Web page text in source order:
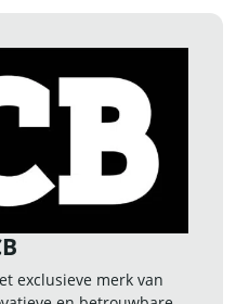
exclusieve merk van